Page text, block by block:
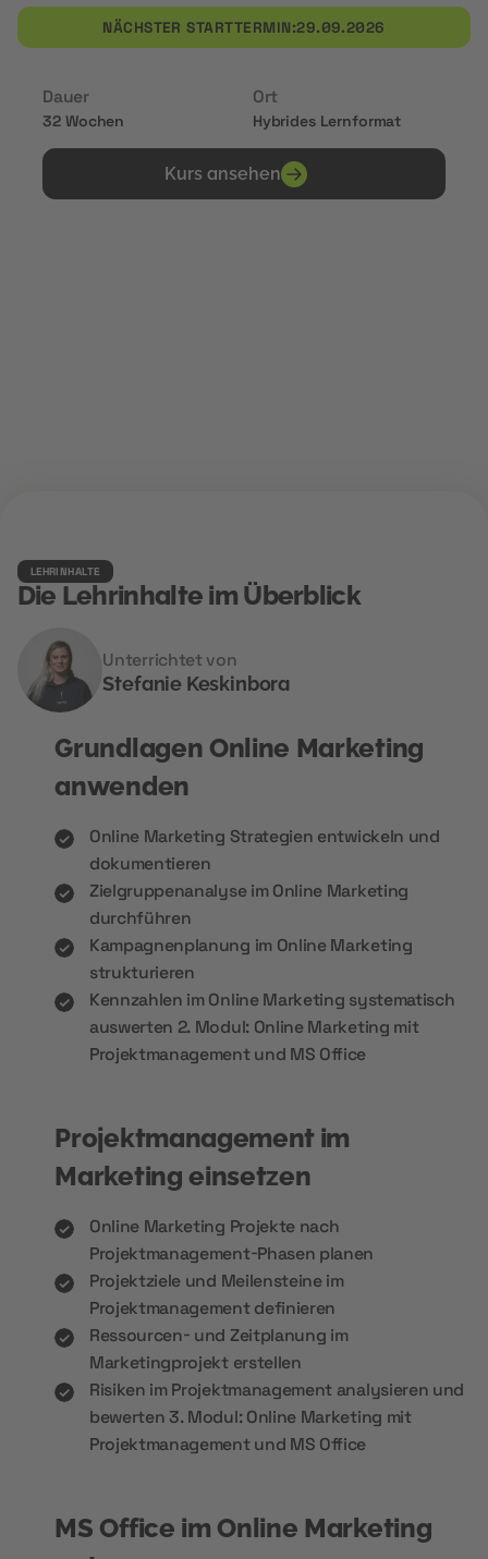
NÄCHSTER STARTTERMIN:29.09.2026
Dauer
32 Wochen
Ort
Hybrides Lernformat
Kurs ansehen
LEHRINHALTE
Die Lehrinhalte im Überblick
Unterrichtet von
Stefanie Keskinbora
Grundlagen Online Marketing
anwenden
Online Marketing Strategien entwickeln und
dokumentieren
Zielgruppenanalyse im Online Marketing
durchführen
Kampagnenplanung im Online Marketing
strukturieren
Kennzahlen im Online Marketing systematisch
auswerten 2. Modul: Online Marketing mit
Projektmanagement und MS Office
Projektmanagement im
Marketing einsetzen
Online Marketing Projekte nach
Projektmanagement-Phasen planen
Projektziele und Meilensteine im
Projektmanagement definieren
Ressourcen- und Zeitplanung im
Marketingprojekt erstellen
Risiken im Projektmanagement analysieren und
bewerten 3. Modul: Online Marketing mit
Projektmanagement und MS Office
MS Office im Online Marketing